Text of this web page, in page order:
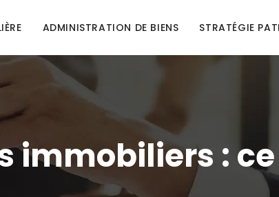
ADMINISTRATION DE BIENS STRATÉGIE
immobiliers : ce